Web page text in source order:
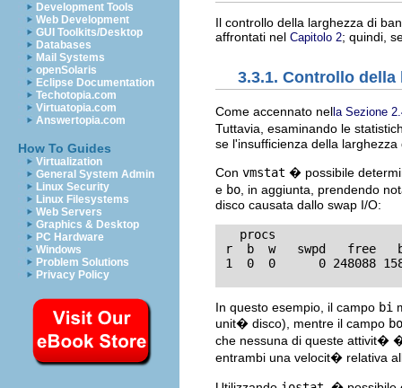
Development Tools
Web Development
GUI Toolkits/Desktop
Databases
Mail Systems
openSolaris
Eclipse Documentation
Techotopia.com
Virtuatopia.com
Answertopia.com
How To Guides
Virtualization
General System Admin
Linux Security
Linux Filesystems
Web Servers
Graphics & Desktop
PC Hardware
Windows
Problem Solutions
Privacy Policy
Il controllo della larghezza di
affrontati nel Capitolo 2; quindi,
3.3.1. Controllo
Come accennato nella Sezione
Tuttavia, esaminando le
se l'insufficienza della
Con vmstat � possibile
e bo , in aggiunta, prendendo
disco causata dallo swap I/O:
procs
r  b  w   swpd   free
1  0  0      0 248088
In questo esempio, il campo bi
unit� disco), mentre il campo bo
che nessuna di queste attivit�
entrambi una velocit� relativa